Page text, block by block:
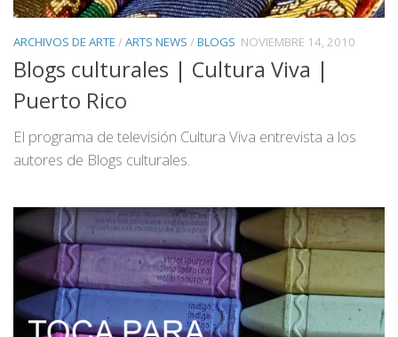
ARCHIVOS DE ARTE /ARTS NEWS /BLOGS NOVIEMBRE 14, 2010
Blogs culturales | Cultura Viva |
Puerto Rico
El programa de televisión Cultura Viva entrevista a los
autores de Blogs culturales.